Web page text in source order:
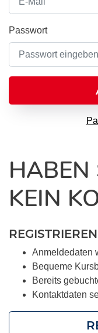
Passwort
HABEN
KEIN
Anmeldedaten
Bequeme
Bereits
Kontaktdaten